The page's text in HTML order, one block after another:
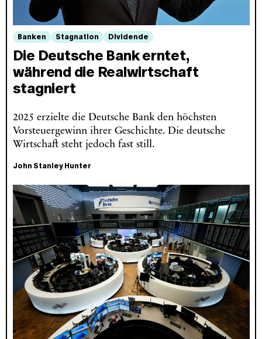
Banken Stagnation Dividende
Die Deutsche Bank erntet,
während die Realwirtschaft
stagniert
2025 erzielte die Deutsche Bank den höchsten
Vorsteuergewinn ihrer Geschichte. Die deutsche
Wirtschaft steht jedoch fast still.
John Stanley Hunter